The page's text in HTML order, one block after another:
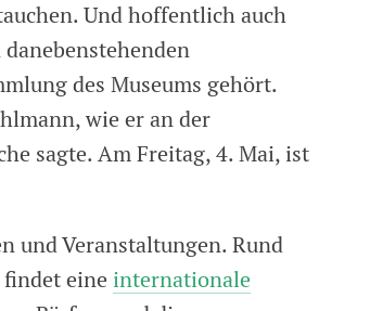
Und hoffentlich auch
des Museums gehört.
wie er an der
sagte. Am Freitag, 4. Mai, ist
und Veranstaltungen. Rund
eine internationale